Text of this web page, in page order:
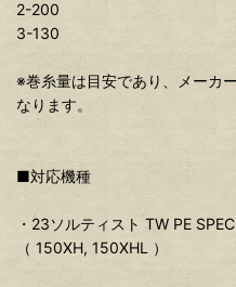
2-200
3-130
※巻糸量は目安であり、メーカ
なります。
■対応機種
・23ソルティスト TW PE
（ 150XH, 150XHL ）